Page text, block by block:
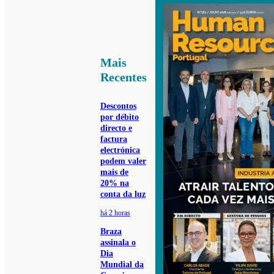
Mais
Recentes
Descontos
por débito
directo e
factura
electrónica
podem valer
mais de
20% na
conta da luz
há 2 horas
Braza
assinala o
Dia
Mundial da